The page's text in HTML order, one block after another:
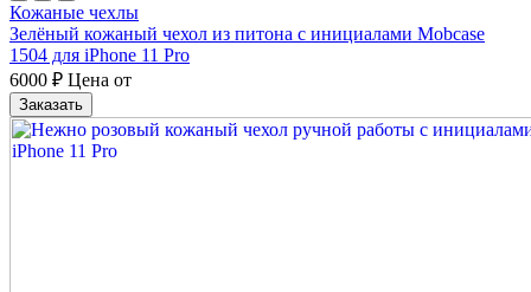
Кожаные чехлы
Зелёный кожаный чехол из питона с инициалами Mobcase
1504 для iPhone 11 Pro
6000 ₽ Цена от
Заказать